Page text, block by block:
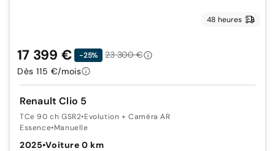
48 heures
Renault Clio 5
TCe 90 ch GSR2•Evolution + Caméra AR
Essence•Manuelle
2025•Voiture 0 km
17 399 € -25%
23 300 €
Dès 115 €/mois